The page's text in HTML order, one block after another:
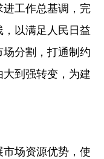
进工作总基调，完
以满足人民日益
分割，打通制约
到强转变，为建
场资源优势，使